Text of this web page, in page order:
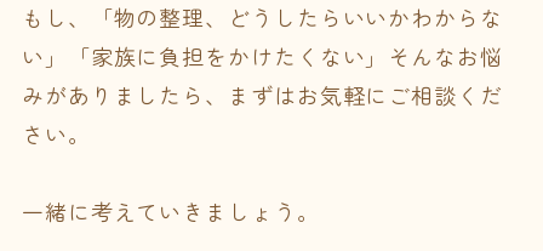
もし、「物の整理、どうしたらいいかわからな
い」「家族に負担をかけたくない」そんなお悩
みがありましたら、まずはお気軽にご相談くだ
さい。
一緒に考えていきましょう。​​​​​​​​​​​​​​​​